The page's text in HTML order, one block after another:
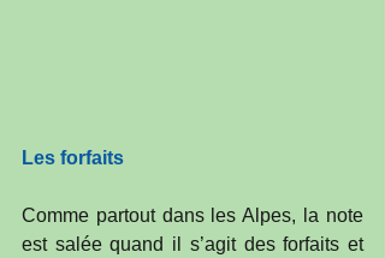
Les forfaits
Comme partout dans les Alpes, la note
est salée quand il s’agit des forfaits et